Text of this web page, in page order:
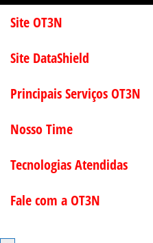
Site OT3N
Site DataShield
Principais Serviços OT3N
Nosso Time
Tecnologias Atendidas
Fale com a OT3N